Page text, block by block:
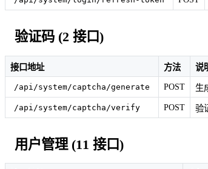
验证码 (2 接口)
接口地址 方法 说
/api/system/captcha/generate POST 生
/api/system/captcha/verify POST 验
用户管理 (11 接口)